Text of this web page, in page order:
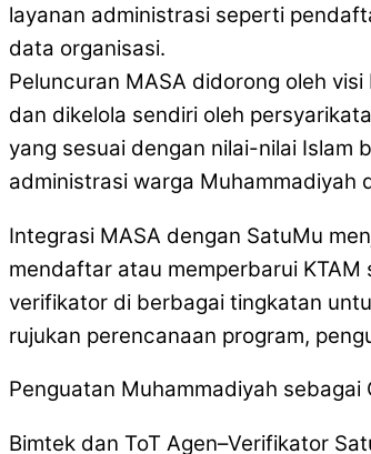
layanan administrasi seperti
data organisasi.
Peluncuran MASA didorong oleh
dan dikelola sendiri oleh
yang sesuai dengan nilai-nilai Islam
administrasi warga Muhammadiyah
Integrasi MASA dengan SatuMu
mendaftar atau memperbarui
verifikator di berbagai tingkatan
rujukan perencanaan program,
Penguatan Muhammadiyah sebagai
Bimtek dan ToT Agen–Verifikator